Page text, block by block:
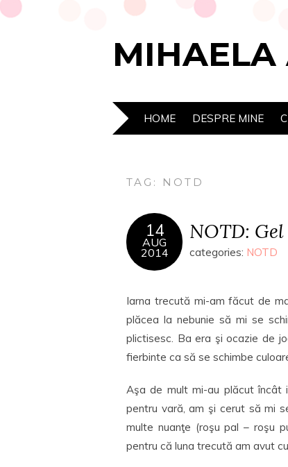
MIHAELA
HOME DESPRE MINE
TAG: NOTD
14
AUG
2014
NOTD:
categories: NOTD
Iarna trecută mi-am făcut de
plăcea la nebunie să mi se
plictisesc. Ba era şi ocazie de
fierbinte ca să se schimbe
Aşa de mult mi-au plăcut încât
pentru vară, am şi cerut să mi
multe nuanţe (roşu pal – roşu
pentru că luna trecută am avut